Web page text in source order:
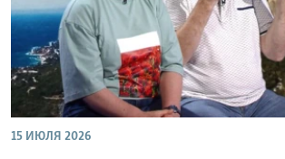
15 ИЮЛЯ 2026